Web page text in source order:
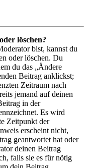
löschen?
bist, kannst du
oder löschen. Du
du das „Ändere
Beitrag anklickst;
Zeitraum nach
jemand auf deinen
in der
Es wird
Zeitpunkt der
erscheint nicht,
geantwortet hat oder
deinen Beitrag
falls sie es für nötig